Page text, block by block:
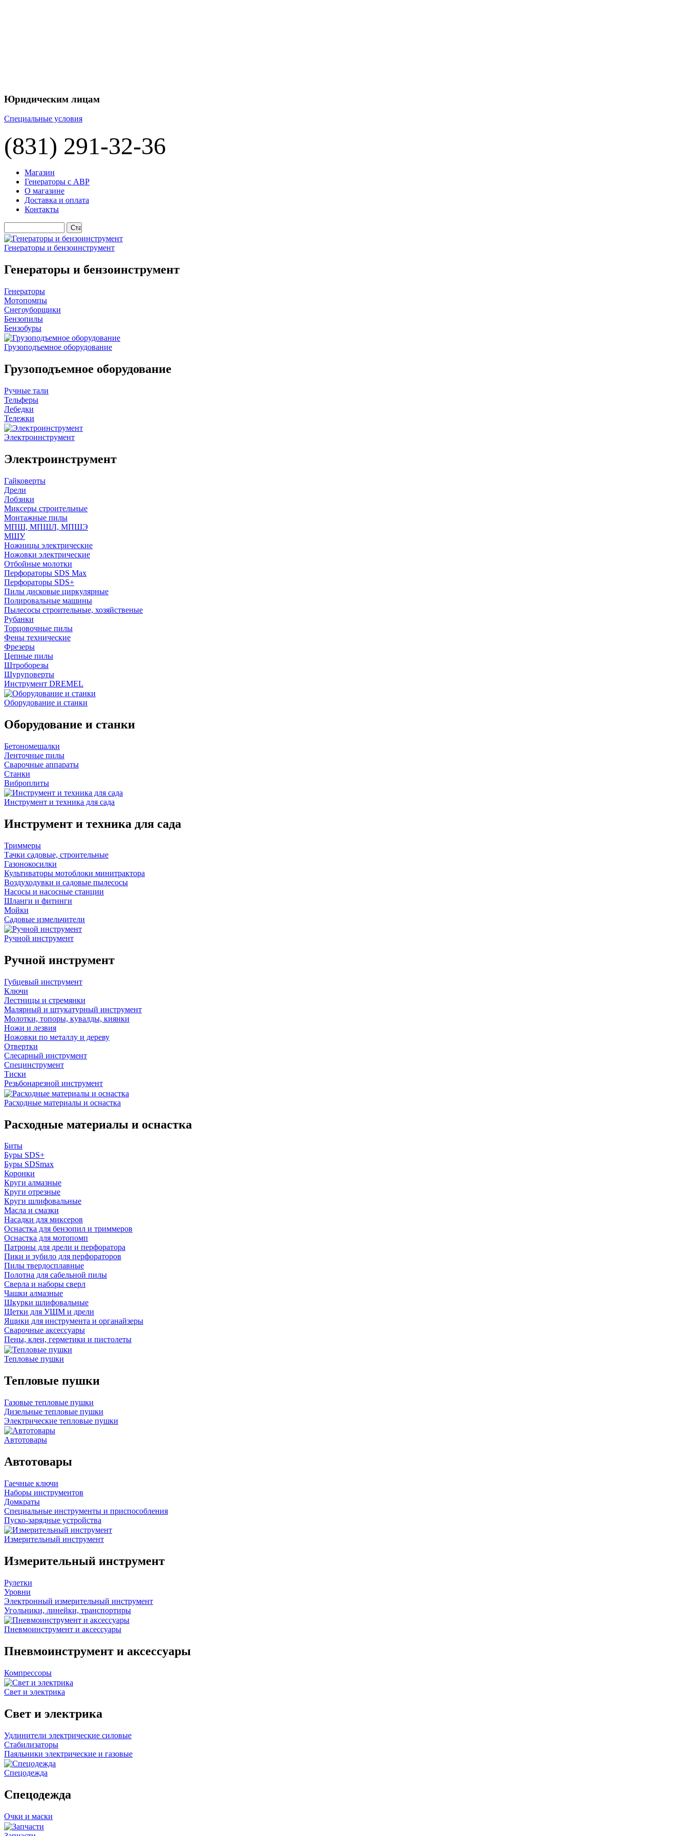
Юридическим лицам
Специальные условия
(831) 291-32-36
Магазин
Генераторы с АВР
О магазине
Доставка и оплата
Контакты
Генераторы и бензоинструмент
Генераторы и бензоинструмент
Генераторы
Мотопомпы
Снегоуборщики
Бензопилы
Бензобуры
Грузоподъемное оборудование
Грузоподъемное оборудование
Ручные тали
Тельферы
Лебедки
Тележки
Электроинструмент
Электроинструмент
Гайковерты
Дрели
Лобзики
Миксеры строительные
Монтажные пилы
МПШ, МПШЛ, МПШЭ
МШУ
Ножницы электрические
Ножовки электрические
Отбойные молотки
Перфораторы SDS Max
Перфораторы SDS+
Пилы дисковые циркулярные
Полировальные машины
Пылесосы строительные, хозяйственые
Рубанки
Торцовочные пилы
Фены технические
Фрезеры
Цепные пилы
Штроборезы
Шуруповерты
Инструмент DREMEL
Оборудование и станки
Оборудование и станки
Бетономешалки
Ленточные пилы
Сварочные аппараты
Станки
Виброплиты
Инструмент и техника для сада
Инструмент и техника для сада
Триммеры
Тачки садовые, строительные
Газонокосилки
Культиваторы мотоблоки минитрактора
Воздуходувки и садовые пылесосы
Насосы и насосные станции
Шланги и фитинги
Мойки
Садовые измельчители
Ручной инструмент
Ручной инструмент
Губцевый инструмент
Ключи
Лестницы и стремянки
Малярный и штукатурный инструмент
Молотки, топоры, кувалды, киянки
Ножи и лезвия
Ножовки по металлу и дереву
Отвертки
Слесарный инструмент
Специнструмент
Тиски
Резьбонарезной инструмент
Расходные материалы и оснастка
Расходные материалы и оснастка
Биты
Буры SDS+
Буры SDSmax
Коронки
Круги алмазные
Круги отрезные
Круги шлифовальные
Масла и смазки
Насадки для миксеров
Оснастка для бензопил и триммеров
Оснастка для мотопомп
Патроны для дрели и перфоратора
Пики и зубило для перфораторов
Пилы твердосплавные
Полотна для сабельной пилы
Сверла и наборы сверл
Чашки алмазные
Шкурки шлифовальные
Щетки для УШМ и дрели
Ящики для инструмента и органайзеры
Сварочные аксессуары
Пены, клеи, герметики и пистолеты
Тепловые пушки
Тепловые пушки
Газовые тепловые пушки
Дизельные тепловые пушки
Электрические тепловые пушки
Автотовары
Автотовары
Гаечные ключи
Наборы инструментов
Домкраты
Специальные инструменты и приспособления
Пуско-зарядные устройства
Измерительный инструмент
Измерительный инструмент
Рулетки
Уровни
Электронный измерительный инструмент
Угольники, линейки, транспортиры
Пневмоинструмент и аксессуары
Пневмоинструмент и аксессуары
Компрессоры
Свет и электрика
Свет и электрика
Удлинители электрические силовые
Стабилизаторы
Паяльники электрические и газовые
Спецодежда
Спецодежда
Очки и маски